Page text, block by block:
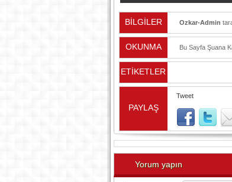
BİLGİLER Ozkar-Admin
OKUNMA Bu Sayfa Şuana
ETİKETLER
PAYLAŞ
Tweet
Yorum yapın